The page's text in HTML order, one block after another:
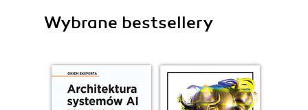
Wybrane bestsellery